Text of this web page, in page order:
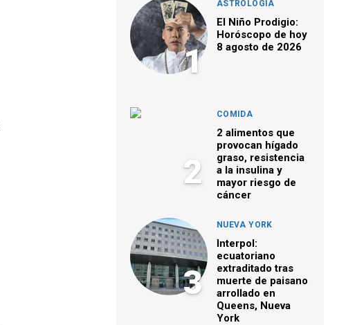
1
ASTROLOGÍA
El Niño Prodigio:
Horóscopo de hoy
8 agosto de 2026
2
COMIDA
2 alimentos que
provocan hígado
graso, resistencia
a la insulina y
mayor riesgo de
cáncer
3
NUEVA YORK
Interpol:
ecuatoriano
extraditado tras
muerte de paisano
arrollado en
Queens, Nueva
York